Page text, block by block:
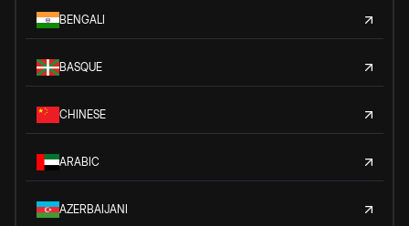
BENGALI
BASQUE
CHINESE
ARABIC
AZERBAIJANI